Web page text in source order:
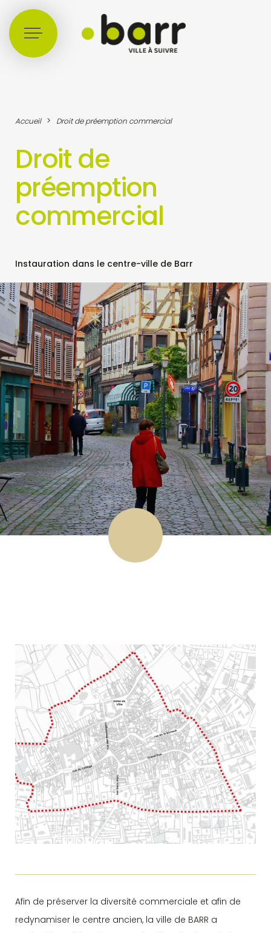
Accueil > Droit de préemption commercial
Droit de
préemption
commercial
Instauration dans le centre-ville de Barr
Afin de préserver la diversité commerciale et afin de
redynamiser le centre ancien, la ville de BARR a